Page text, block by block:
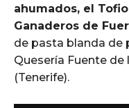
ahumados, el
Ganaderos de
de pasta blanda de
Quesería Fuente de
(Tenerife).